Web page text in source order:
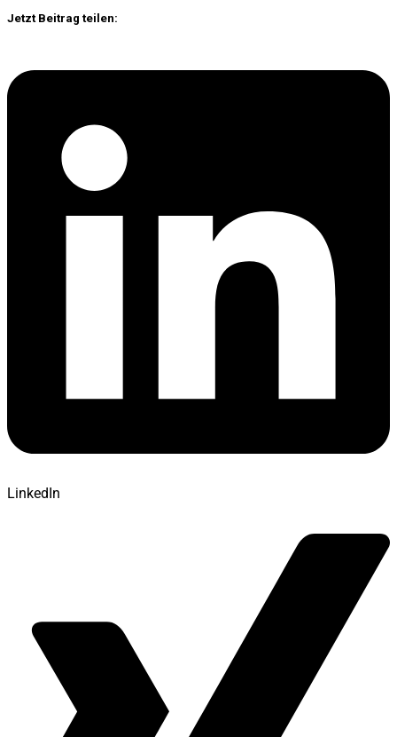
Jetzt Beitrag teilen:
LinkedIn